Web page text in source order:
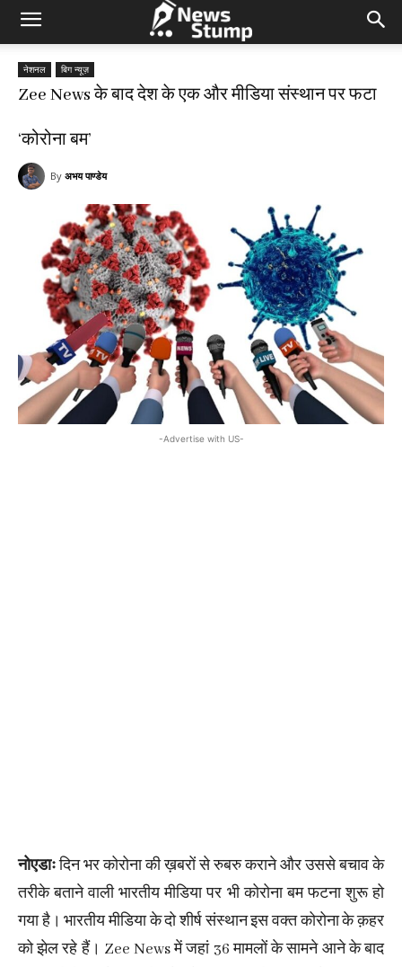
नेशनल बिग न्यूज़
Zee News के बाद देश के एक और मीडिया संस्थान पर फटा
‘कोरोना बम’
By अभय पाण्डेय
-Advertise with US-
नोएडाःदिन भर कोरोना की ख़बरों से रुबरु कराने और उससे बचाव के
तरीके बताने वाली भारतीय मीडिया पर भी कोरोना बम फटना शुरू हो
गया है। भारतीय मीडिया के दो शीर्ष संस्थान इस वक्त कोरोना के क़हर
को झेल रहे हैं। Zee News में जहां 36 मामलों के सामने आने के बाद